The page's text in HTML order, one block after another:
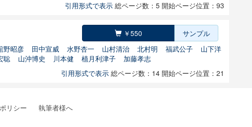
引用形式で表示 総ページ数：5 開始ページ位置：93
￥550
サンプル
野昭彦 田中宣威 水野杏一 山村清治 北村明 福武公子
山下洋
聡 山沖博史 川本健 植月利津子 加藤孝志
引用形式で表示 総ページ数：14 開始ページ位置：21
リシー 執筆者様へ